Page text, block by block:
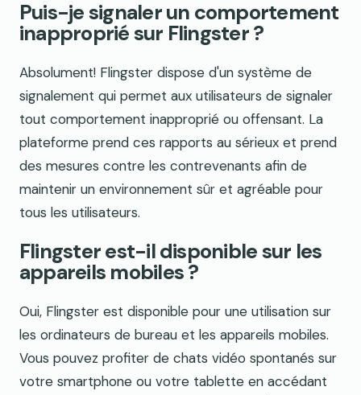
Puis-je signaler un comportement
inapproprié sur Flingster ?
Absolument! Flingster dispose d'un système de
signalement qui permet aux utilisateurs de signaler
tout comportement inapproprié ou offensant. La
plateforme prend ces rapports au sérieux et prend
des mesures contre les contrevenants afin de
maintenir un environnement sûr et agréable pour
tous les utilisateurs.
Flingster est-il disponible sur les
appareils mobiles ?
Oui, Flingster est disponible pour une utilisation sur
les ordinateurs de bureau et les appareils mobiles.
Vous pouvez profiter de chats vidéo spontanés sur
votre smartphone ou votre tablette en accédant